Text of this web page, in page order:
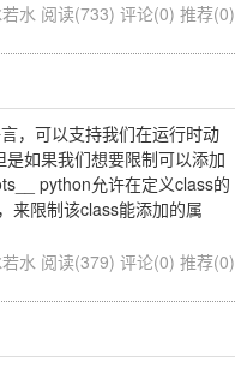
水 阅读(733) 评论(0) 推荐(0)
，可以支持我们在运行时动
如果我们想要限制可以添加
python允许在定义class的
来限制该class能添加的属
水 阅读(379) 评论(0) 推荐(0)